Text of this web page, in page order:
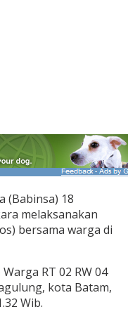
(Babinsa) 18
melaksanakan
bersama warga di
RT 02 RW 04
kota Batam,
Wib.